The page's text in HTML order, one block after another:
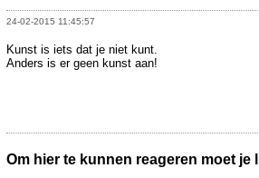
24-02-2015 11:45:57
Kunst is iets dat je niet kunt.
Anders is er geen kunst aan!
Om hier te kunnen reageren moet je